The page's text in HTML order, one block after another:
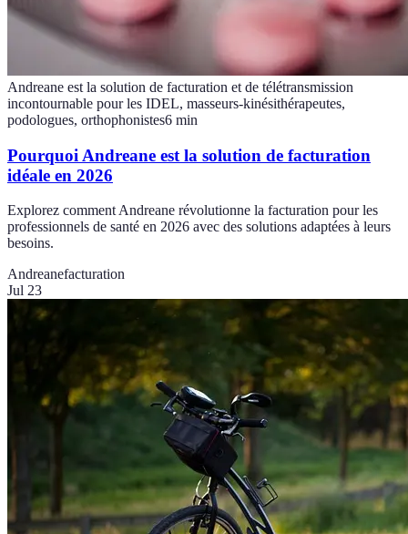
Andreane est la solution de facturation et de télétransmission
incontournable pour les IDEL, masseurs-kinésithérapeutes,
podologues, orthophonistes6 min
Pourquoi Andreane est la solution de facturation
idéale en 2026
Explorez comment Andreane révolutionne la facturation pour les
professionnels de santé en 2026 avec des solutions adaptées à leurs
besoins.
Andreanefacturation
Jul 23